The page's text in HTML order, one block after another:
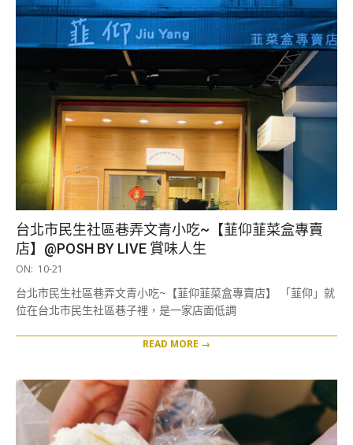
台北市民生社區巷弄文青小吃~【韮仰韮菜盒專賣
店】@POSH BY LIVE 賞味人生
2025-
21
ON: 10-21
台北市民生社區巷弄文青小吃~【韮仰韮菜盒專賣店】 「韮仰」就
位在台北市民生社區巷子裡，是一家店面低調
READ MORE →